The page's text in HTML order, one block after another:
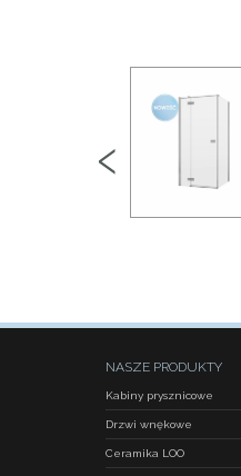
‹
NASZE PRODUKTY
Kabiny prysznicowe
Drzwi wnękowe
Ceramika LOO